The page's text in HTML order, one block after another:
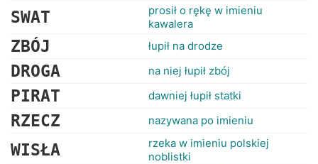
RANKINGI
SWAT
prosił o rękę w imieniu
kawalera
ZBÓJ łupił na drodze
DROGA na niej łupił zbój
PIRAT dawniej łupił statki
RZECZ nazywana po imieniu
WISŁA
rzeka w imieniu polskiej
noblistki